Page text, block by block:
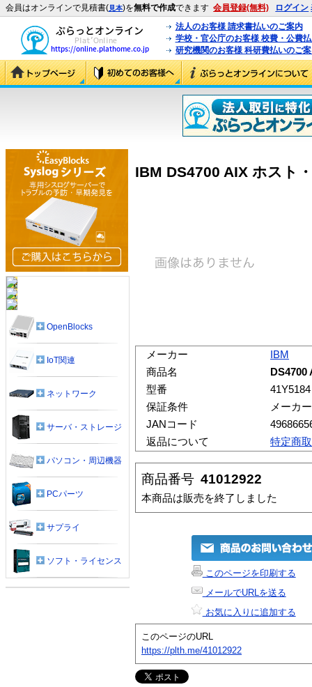
会員はオンラインで見積書(見本)を無料で作成できます 会員登録(無料) ログイン
法人のお客様 請求書払いのご案内
学校・官公庁のお客様 校費・公費
研究機関のお客様 科研費払いのご
IBM DS4700 AIX ホスト
メーカー
IBM
商品名
DS4700
型番
41Y5184
保証条件
メーカ
JANコード
返品について
特定商
商品番号 41012922
本商品は販売を終了しました
このページを印刷する
メールでURLを送る
お気に入りに追加する
このページのURL
https://plth.me/41012922
OpenBlocks
IoT関連
ネットワーク
サーバ・ストレージ
パソコン・周辺機器
PCパーツ
サプライ
ソフト・ライセンス